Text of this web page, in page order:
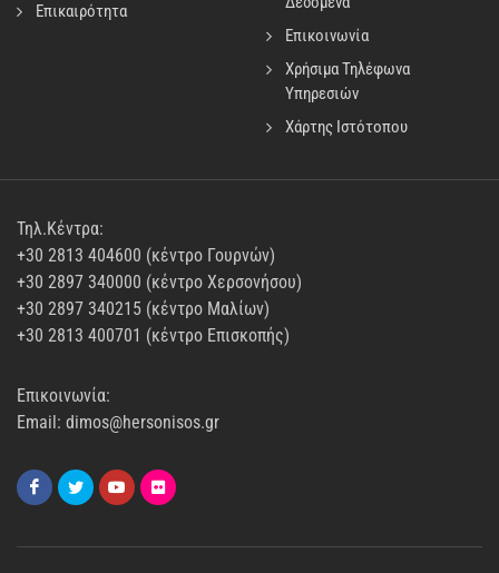
Επικαιρότητα
Επικοινωνία
Χρήσιμα Τηλέφωνα
Υπηρεσιών
Χάρτης Ιστότοπου
Τηλ.Κέντρα:
+30 2813 404600 (κέντρο Γουρνών)
+30 2897 340000 (κέντρο Χερσονήσου)
+30 2897 340215 (κέντρο Μαλίων)
+30 2813 400701 (κέντρο Επισκοπής)
Επικοινωνία:
Email: dimos@hersonisos.gr